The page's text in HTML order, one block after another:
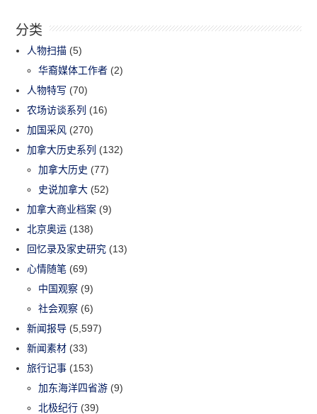
分类
人物扫描 (5)
华裔媒体工作者 (2)
人物特写 (70)
农场访谈系列 (16)
加国采风 (270)
加拿大历史系列 (132)
加拿大历史 (77)
史说加拿大 (52)
加拿大商业档案 (9)
北京奥运 (138)
回忆录及家史研究 (13)
心情随笔 (69)
中国观察 (9)
社会观察 (6)
新闻报导 (5,597)
新闻素材 (33)
旅行记事 (153)
加东海洋四省游 (9)
北极纪行 (39)